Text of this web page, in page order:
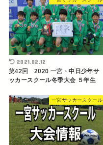
2021.02.12
第42回 2020 一宮・中日少年サ
ッカースクール冬季大会 ５年生
一宮サッカースクール